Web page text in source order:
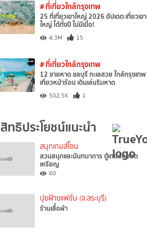
# ที่เที่ยวใกล้กรุงเทพ
25 ที่เที่ยวเขาใหญ่ 2026 อัปเดต เที่ยวเขา
ใหญ่ ได้ทั้งปี ไม่มีเบื่อ!
4.3M 15
# ที่เที่ยวใกล้กรุงเทพ
12 ชายหาด ชลบุรี ทะเลสวย ใกล้กรุงเทพ
เที่ยวหน้าร้อน เดินเล่นริมหาด
502.5K 1
สิทธิประโยชน์แนะนำ
สนุกเกมส์โซน
สวนสนุกและนันทนาการ ตู้เกมส์หยอด
เหรียญ
60
ปุยฝ้ายแฟชั่น (จ.สระบุรี)
ร้านเสื้อผ้า